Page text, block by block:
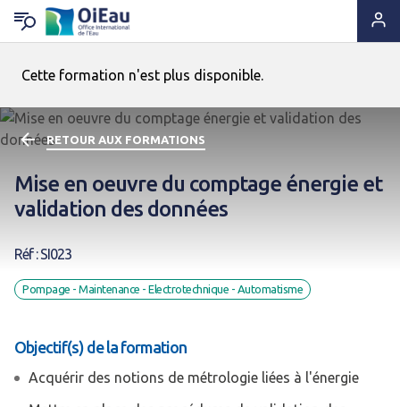
RETOUR QUI SOMMES-NOUS ?
Notre ADN
Statuts & Organisation
Ils nous font confiance
Nous rejoindre
RETOUR EXPERTISES & SOLUTIONS
Solutions & Savoir-faire
Appui & Coopération
Données & Systèmes d'Information
RETOUR OUTILS & RESSOURCES
Lettres d'information
Produits documentaires
Outils techniques
RETOUR ACTUS & PRESSE
A la Une
A vos agendas !
Espace Presse
Cette formation n'est plus disponible.
RETOUR AUX FORMATIONS
Mise en oeuvre du comptage énergie et
validation des données
Réf : SI023
Pompage - Maintenance - Electrotechnique - Automatisme
Objectif(s) de la formation
Acquérir des notions de métrologie liées à l'énergie